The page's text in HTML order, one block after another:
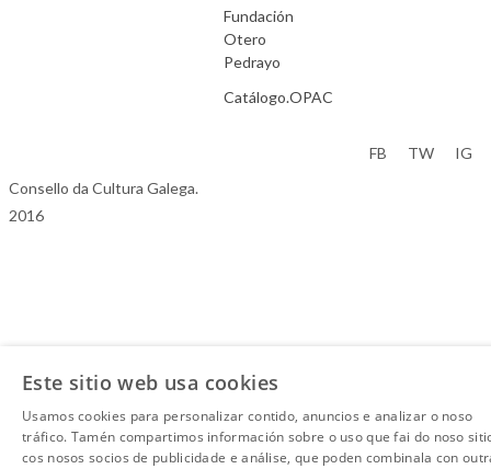
Fundación
Otero
Pedrayo
Catálogo.OPAC
Consello da Cultura Galega.
2016
FB TW IG
Este sitio web usa cookies
Usamos cookies para personalizar contido, anuncios e analizar o noso
tráfico. Tamén compartimos información sobre o uso que fai do noso
cos nosos socios de publicidade e análise, que poden combinala con